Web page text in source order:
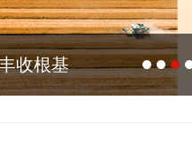
童声讲党史 薪火代代传